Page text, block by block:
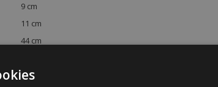
9 cm
11 cm
44 cm